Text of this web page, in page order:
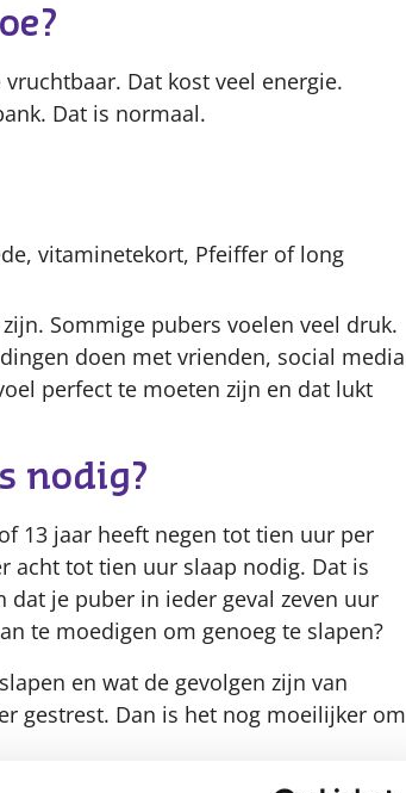
Dat kost veel energie.
Dat is normaal.
vitaminetekort, Pfeiffer of long
Sommige pubers voelen veel druk.
doen met vrienden, social media
perfect te moeten zijn en dat lukt
nodig?
13 jaar heeft negen tot tien uur per
acht tot tien uur slaap nodig. Dat is
je puber in ieder geval zeven uur
te moedigen om genoeg te slapen?
en wat de gevolgen zijn van
gestrest. Dan is het nog moeilijker om
te gaan en spreek af hoe laat je kind